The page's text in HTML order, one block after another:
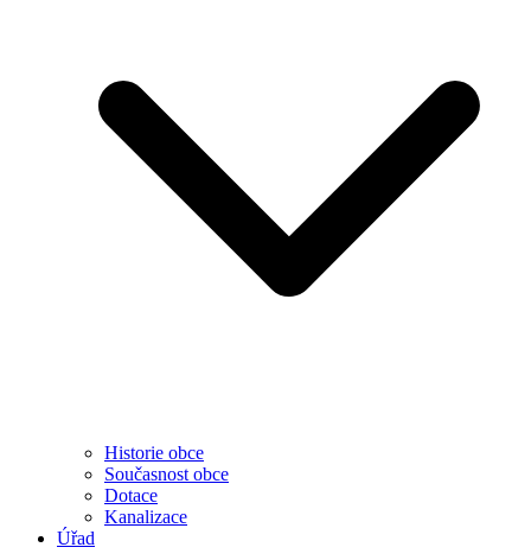
Historie obce
Současnost obce
Dotace
Kanalizace
Úřad